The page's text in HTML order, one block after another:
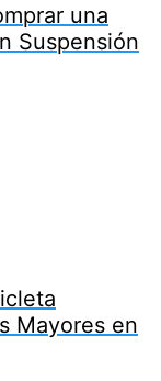
una
Suspensión
Mayores en